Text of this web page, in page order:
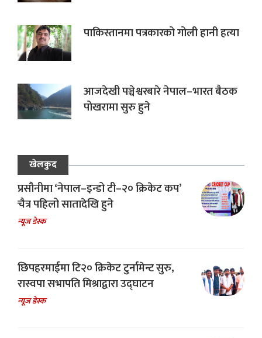
पाकिस्तानमा पत्रकारको गोली हानी हत्या
आजदेखी पञ्चेश्वरबारे नेपाल–भारत बैठक
पोखरामा सुरु हुने
खेलकुद
प्रसौनीमा ‘नेपाल–इन्डो टी–२० क्रिकेट कप’
चैत्र पहिलो सातादेखि हुने
न्यूज डेस्क
छिपहरमाईमा टि२० क्रिकेट टुर्नामेन्ट सुरु,
रास्वपा सभापति मिश्राद्वारा उद्घाटन
न्यूज डेस्क